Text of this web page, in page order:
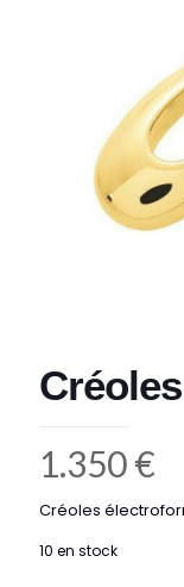
1.350€
Créoles
10 en stock